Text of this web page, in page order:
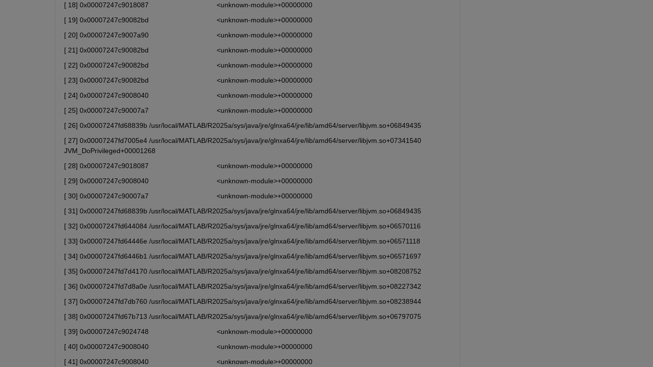
[ 18] 0x00007247c9018087                                   <unknown-module>+00000000
[ 19] 0x00007247c90082bd                                   <unknown-module>+00000000
[ 20] 0x00007247c9007a90                                   <unknown-module>+00000000
[ 21] 0x00007247c90082bd                                   <unknown-module>+00000000
[ 22] 0x00007247c90082bd                                   <unknown-module>+00000000
[ 23] 0x00007247c90082bd                                   <unknown-module>+00000000
[ 24] 0x00007247c9008040                                   <unknown-module>+00000000
[ 25] 0x00007247c90007a7                                   <unknown-module>+00000000
[ 26] 0x00007247fd68839b /usr/local/MATLAB/R2025a/sys/java/jre/glnxa64/jre/lib/amd64/server/libjvm.so+06849435
[ 27] 0x00007247fd7005e4 /usr/local/MATLAB/R2025a/sys/java/jre/glnxa64/jre/lib/amd64/server/libjvm.so+07341540
JVM_DoPrivileged+00001268
[ 28] 0x00007247c9018087                                   <unknown-module>+00000000
[ 29] 0x00007247c9008040                                   <unknown-module>+00000000
[ 30] 0x00007247c90007a7                                   <unknown-module>+00000000
[ 31] 0x00007247fd68839b /usr/local/MATLAB/R2025a/sys/java/jre/glnxa64/jre/lib/amd64/server/libjvm.so+06849435
[ 32] 0x00007247fd644084 /usr/local/MATLAB/R2025a/sys/java/jre/glnxa64/jre/lib/amd64/server/libjvm.so+06570116
[ 33] 0x00007247fd64446e /usr/local/MATLAB/R2025a/sys/java/jre/glnxa64/jre/lib/amd64/server/libjvm.so+06571118
[ 34] 0x00007247fd6446b1 /usr/local/MATLAB/R2025a/sys/java/jre/glnxa64/jre/lib/amd64/server/libjvm.so+06571697
[ 35] 0x00007247fd7d4170 /usr/local/MATLAB/R2025a/sys/java/jre/glnxa64/jre/lib/amd64/server/libjvm.so+08208752
[ 36] 0x00007247fd7d8a0e /usr/local/MATLAB/R2025a/sys/java/jre/glnxa64/jre/lib/amd64/server/libjvm.so+08227342
[ 37] 0x00007247fd7db760 /usr/local/MATLAB/R2025a/sys/java/jre/glnxa64/jre/lib/amd64/server/libjvm.so+08238944
[ 38] 0x00007247fd67b713 /usr/local/MATLAB/R2025a/sys/java/jre/glnxa64/jre/lib/amd64/server/libjvm.so+06797075
[ 39] 0x00007247c9024748                                   <unknown-module>+00000000
[ 40] 0x00007247c9008040                                   <unknown-module>+00000000
[ 41] 0x00007247c9008040                                   <unknown-module>+00000000